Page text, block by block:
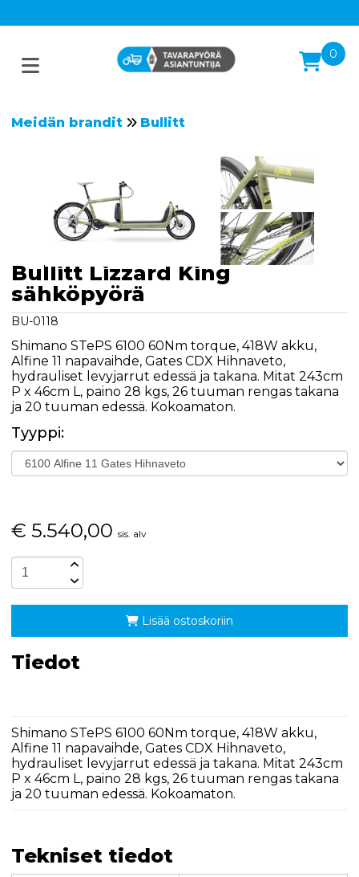
0
Meidän brandit Bullitt
Bullitt Lizzard King
sähköpyörä
BU-0118
Shimano STePS 6100 60Nm torque, 418W akku,
Alfine 11 napavaihde, Gates CDX Hihnaveto,
hydrauliset levyjarrut edessä ja takana. Mitat 243cm
P x 46cm L, paino 28 kgs, 26 tuuman rengas takana
ja 20 tuuman edessä. Kokoamaton.
Tyyppi:
€ 5.540,00 sis. alv
Lisää ostoskoriin
Tiedot
Shimano STePS 6100 60Nm torque, 418W akku,
Alfine 11 napavaihde, Gates CDX Hihnaveto,
hydrauliset levyjarrut edessä ja takana. Mitat 243cm
P x 46cm L, paino 28 kgs, 26 tuuman rengas takana
ja 20 tuuman edessä. Kokoamaton.
Tekniset tiedot